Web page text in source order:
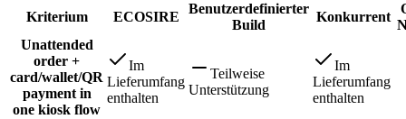
Kriterium ECOSIRE
Benutzerdefinierter
Build
Konkurrent
Unattended
order +
card/wallet/QR
payment in
one kiosk flow
Im
Lieferumfang
enthalten
Teilweise
Unterstützung
Im
Lieferumfang
enthalten